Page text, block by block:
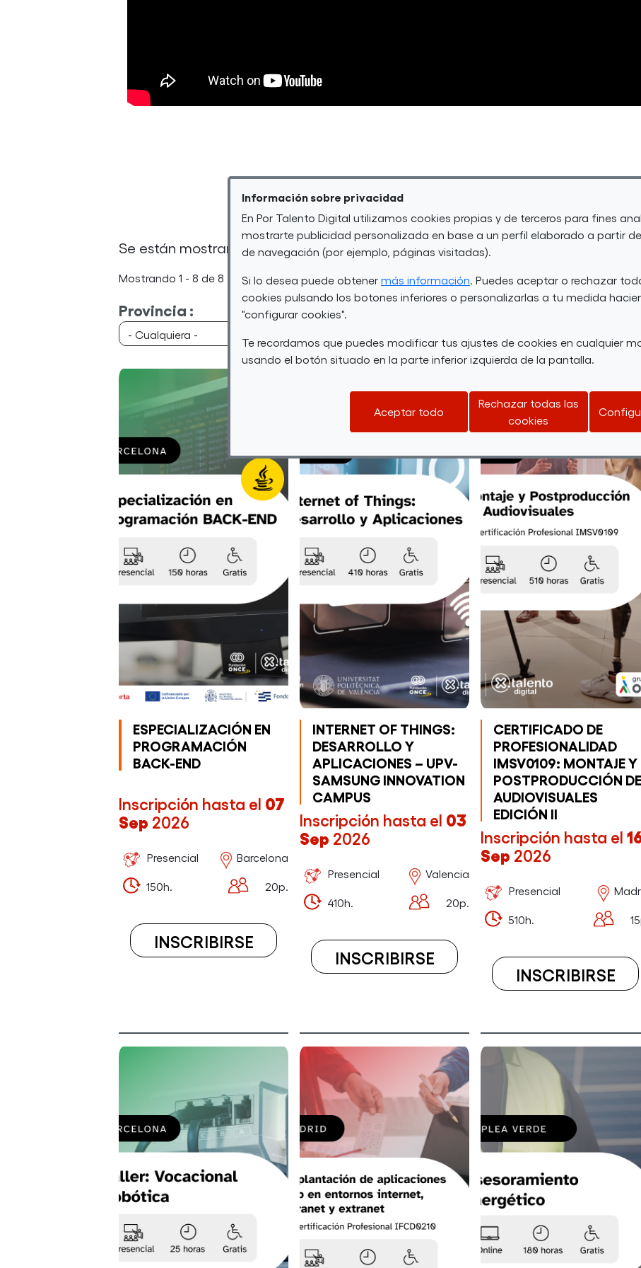
Información sobre privacidad
En Por Talento Digital utilizamos cookies propias y de terceros para fines
mostrarte publicidad personalizada en base a un perfil elaborado a partir
de navegación (por ejemplo, páginas visitadas).
Si lo desea puede obtener más información . Puedes aceptar o rechazar
cookies pulsando los botones inferiores o personalizarlas a tu medida
"configurar cookies".
Te recordamos que puedes modificar tus ajustes de cookies en cualquier
usando el botón situado en la parte inferior izquierda de la pantalla.
Aceptar todo
Rechazar todas las
cookies
Cursos de formación
Se están mostrando cursos
Mostrando 1 - 8 de 8
Provincia : Tipo de curso: Modalidad
ESPECIALIZACIÓN EN
PROGRAMACIÓN
BACK-END
Inscripción hasta el 07
Sep 2026
Presencial Barcelona
150h. 20p.
INSCRIBIRSE
A
ESPECIALIZACIÓN
PROGRAMACIÓN
BACK-
END
INTERNET OF THINGS:
DESARROLLO Y
APLICACIONES – UPV-
SAMSUNG INNOVATION
CAMPUS
Inscripción hasta el 03
Sep 2026
Presencial Valencia
410h. 20p.
INSCRIBIRSE
A
INTERNET
OF
THINGS:
DESARROLLO
APLICACIONES
–
SAMSUNG
INNOVATION
CERTIFICADO DE
PROFESIONALIDAD
IMSV0109: MONTAJE Y
POSTPRODUCCIÓN DE
AUDIOVISUALES
EDICIÓN II
Inscripción hasta el
Sep 2026
Presencial
510h.
INSCRIBIRSE
A
DE